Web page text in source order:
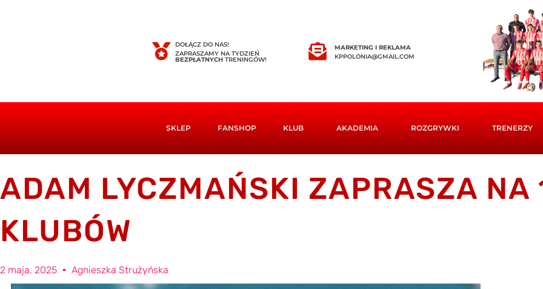
DOŁĄCZ DO NAS!
ZAPRASZAMY NA TYDZIEŃ
BEZPŁATNYCH TRENINGÓW!
MARKETING I REKLAMA
KPPOLONIA@GMAIL.COM
SKLEP FANSHOP KLUB AKADEMIA ROZGRYWKI TRENERZY
ADAM LYCZMAŃSKI ZAPRASZA
KLUBÓW
2 maja, 2025 Agnieszka Strużyńska